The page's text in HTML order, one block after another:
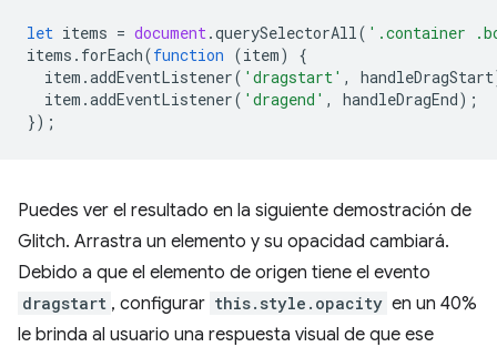
let items = document.querySelectorAll( '.container
items . forEach(function (item)
{
item .addEventListener( 'dragstart' , handleDragStart
item .addEventListener( 'dragend' , handleDragEnd);
});
Puedes ver el resultado en la siguiente demostración de
Glitch. Arrastra un elemento y su opacidad cambiará.
Debido a que el elemento de origen tiene el evento
dragstart , configurar this.style.opacity en un 40%
le brinda al usuario una respuesta visual de que ese